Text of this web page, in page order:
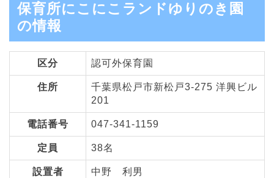
保育所にこにこランドゆりのき園
の情報
区分 認可外保育園
住所
千葉県松戸市新松戸3-275 洋興ビル
201
電話番号 047-341-1159
定員 38名
設置者 中野 利男